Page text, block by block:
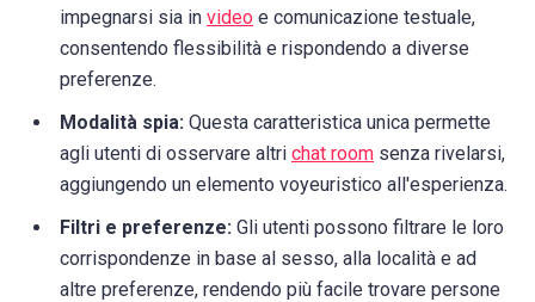
impegnarsi sia in video e comunicazione testuale,
consentendo flessibilità e rispondendo a diverse
preferenze.
Modalità spia: Questa caratteristica unica permette
agli utenti di osservare altri chat room senza rivelarsi,
aggiungendo un elemento voyeuristico all'esperienza.
Filtri e preferenze: Gli utenti possono filtrare le loro
corrispondenze in base al sesso, alla località e ad
altre preferenze, rendendo più facile trovare persone